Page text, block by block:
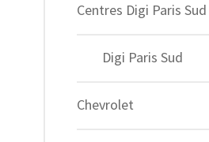
Centres Digi Paris Sud
Digi Paris Sud
Chevrolet